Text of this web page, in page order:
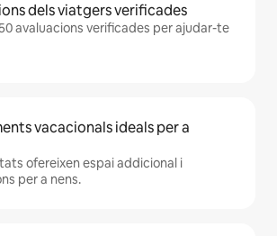
dels viatgers verificades
avaluacions verificades per ajudar-te
vacacionals ideals per a
ofereixen espai addicional i
per a nens.